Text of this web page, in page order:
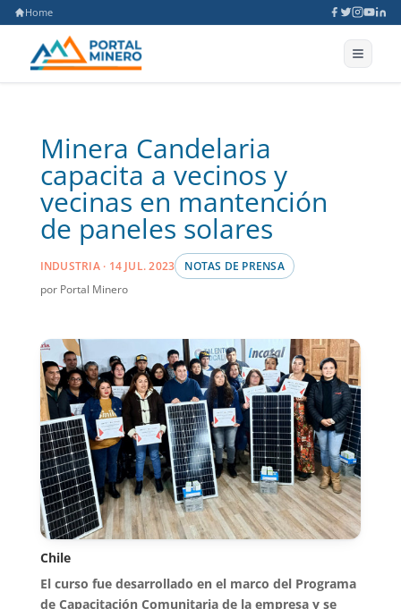
Home
Minera Candelaria
capacita a vecinos y
vecinas en mantención
de paneles solares
INDUSTRIA · 14 JUL. 2023 NOTAS DE PRENSA
por Portal Minero
Chile
El curso fue desarrollado en el marco del Programa
de Capacitación Comunitaria de la empresa y se